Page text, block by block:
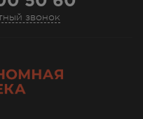
звонок